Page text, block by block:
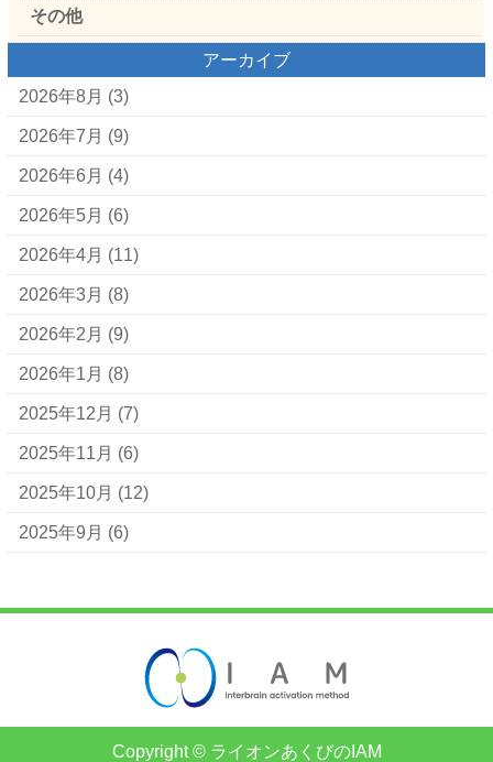
その他
アーカイブ
2026年8月 (3)
2026年7月 (9)
2026年6月 (4)
2026年5月 (6)
2026年4月 (11)
2026年3月 (8)
2026年2月 (9)
2026年1月 (8)
2025年12月 (7)
2025年11月 (6)
2025年10月 (12)
2025年9月 (6)
Copyright © ライオンあくびのIAM